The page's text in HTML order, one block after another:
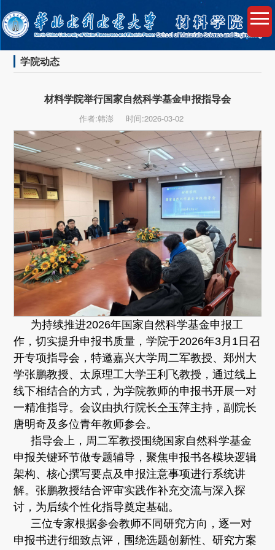
学院动态
材料学院举行国家自然科学基金申报指导会
作者:韩澎 时间:2026-03-02
为持续推进2026年国家自然科学基金申报工
作，切实提升申报书质量，学院于2026年3月1日召
开专项指导会，特邀嘉兴大学周二军教授、郑州大
学张鹏教授、太原理工大学王利飞教授，通过线上
线下相结合的方式，为学院教师的申报书开展一对
一精准指导。会议由执行院长仝玉萍主持，副院长
唐明奇及多位青年教师参会。
指导会上，周二军教授围绕国家自然科学基金
申报关键环节做专题辅导，聚焦申报书各模块逻辑
架构、核心撰写要点及申报注意事项进行系统讲
解。张鹏教授结合评审实践作补充交流与深入探
讨，为后续个性化指导奠定基础。
三位专家根据参会教师不同研究方向，逐一对
申报书进行细致点评，围绕选题创新性、研究方案